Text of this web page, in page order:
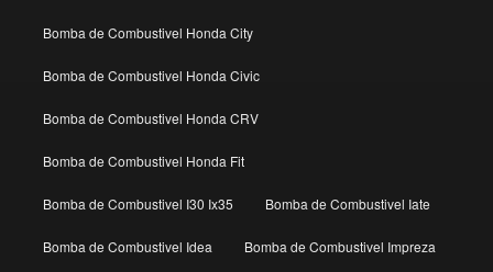
Bomba de Combustivel Honda City
Bomba de Combustivel Honda Civic
Bomba de Combustivel Honda CRV
Bomba de Combustivel Honda Fit
Bomba de Combustivel I30 Ix35 Bomba de Combustivel Iate
Bomba de Combustivel Idea Bomba de Combustivel Impreza